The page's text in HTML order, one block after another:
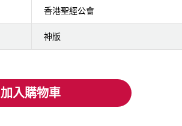
香港聖經公會
神版
加入購物車
加入購物車